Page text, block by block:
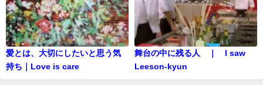
愛とは、大切にしたいと思う気
持ち｜Love is care
舞台の中に残る人 ｜ I saw
Leeson-kyun